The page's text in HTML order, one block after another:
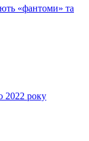
«фантоми» та
2022 року